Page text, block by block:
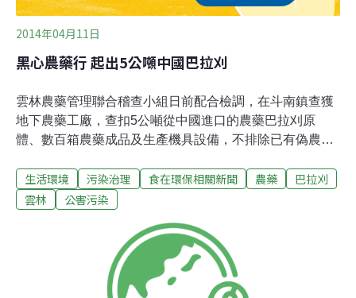
2014年04月11日
黑心農藥行 起出5公噸中國巴拉刈
雲林農藥管理聯合稽查小組日前配合檢調，在斗南鎮查獲
地下農藥工廠，查扣5公噸從中國進口的農藥巴拉刈原
體、數百箱農藥成品及生產機具設備，不排除已有偽農藥
品取樣送驗，都檢出巴拉刈成份，巴拉刈雖是國內可使用
的除草藥劑，但未經合法製造，添加成份可能超標，對國
業，但農藥管理法規定，未經核准不得擅自製造，製造偽
農藥已觸犯刑法，可處6個月以上、5年以下有期徒刑。
生活環境 污染治理 食在環保相關新聞 農藥
巴拉刈
雲林
公害污染